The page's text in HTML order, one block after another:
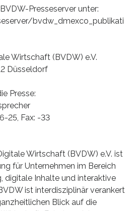
Presseserver unter:
bvdw_dmexco_publikati
Wirtschaft (BVDW) e.V.
Düsseldorf
Presse:
25, Fax: -33
Wirtschaft (BVDW) e.V. ist
für Unternehmen im Bereich
digitale Inhalte und interaktive
ist interdisziplinär verankert
Blick auf die